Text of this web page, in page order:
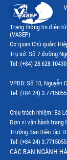
Trang thông tin điện
(VASEP)
Cơ quan Chủ quản:
Trụ sở: Số 7 đường
Tel: (+84)
VPĐD: Số 10, Nguyễn
Tel: (+84 24)
Chịu trách nhiệm: Bà
Đơn vị vận hành trang
Trưởng Ban Biên tập:
Tel: (+84 24)
CÁC BAN NGÀNH